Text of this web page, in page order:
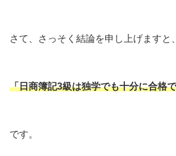
さて、さっそく結論を申し上げますと、
「日商簿記3級は独学でも十分に合格
です。